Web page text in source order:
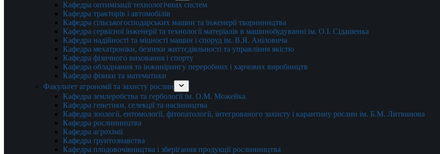
Кафедра оптимізації технологічних систем
Кафедра тракторів і автомобілів
Кафедра сільськогосподарських машин та інженерії тваринництва
Кафедра cервісної інженерії та технології матеріалів в машинобудуванні ім. О.І. Сідашенка
Кафедра надійності та міцності машин і споруд ім. В.Я. Аніловича
Кафедра мехатроніки, безпеки життєдіяльності та управління якістю
Кафедра фізичного виховання і спорту
Кафедра обладнання та інжинірингу переробних і харчових виробництв
Кафедра фізики та математики
Факультет агрономії та захисту рослин
Кафедра землеробства та гербології ім. О.М. Можейка
Кафедра генетики, селекції та насінництва
Кафедра зоології, ентомології, фітопатології, інтегрованого захисту і карантину рослин ім. Б.М. Литвинова
Кафедра рослинництва
Кафедра агрохімії
Кафедра ґрунтознавства
Кафедра плодовочівництва і зберігання продукції рослинництва